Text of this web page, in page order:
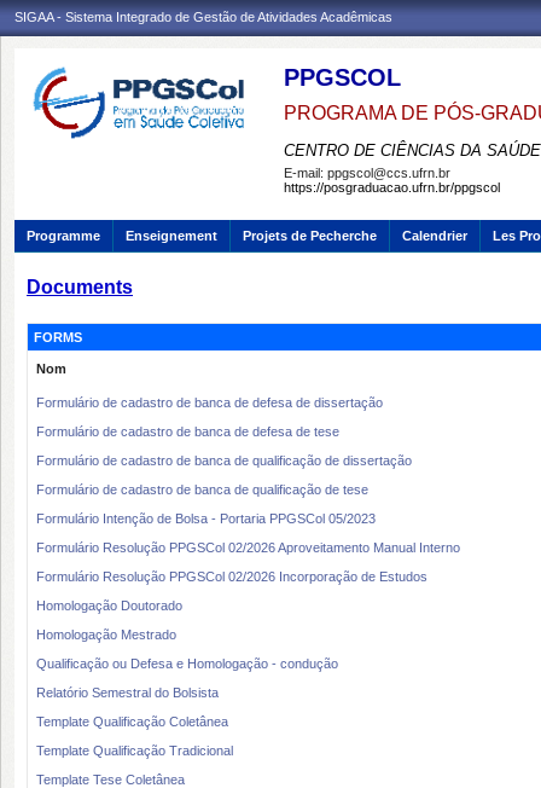
SIGAA - Sistema Integrado de Gestão de Atividades Acadêmicas
PPGSCOL
PROGRAMA DE PÓS-
CENTRO DE CIÊNCIAS DA SAÚDE
E-mail: ppgscol@ccs.ufrn.br
https://posgraduacao.ufrn.br/ppgscol
Programme Enseignement Projets de Pecherche Calendrier Les
Documents
FORMS
Nom
Formulário de cadastro de banca de defesa de dissertação
Formulário de cadastro de banca de defesa de tese
Formulário de cadastro de banca de qualificação de dissertação
Formulário de cadastro de banca de qualificação de tese
Formulário Intenção de Bolsa - Portaria PPGSCol 05/2023
Formulário Resolução PPGSCol 02/2026 Aproveitamento Manual Interno
Formulário Resolução PPGSCol 02/2026 Incorporação de Estudos
Homologação Doutorado
Homologação Mestrado
Qualificação ou Defesa e Homologação - condução
Relatório Semestral do Bolsista
Template Qualificação Coletânea
Template Qualificação Tradicional
Template Tese Coletânea